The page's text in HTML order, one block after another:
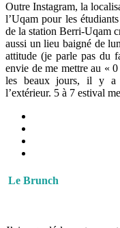
Outre Instagram, la
l’Uqam pour les
de la station Berri-Uqam
aussi un lieu baigné de
attitude (je parle pas du
envie de me mettre au «
les beaux jours, il y a
l’extérieur. 5 à 7 estival
Le Brunch